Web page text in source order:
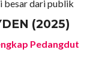
besar dari publik
(2025)
Pedangdut